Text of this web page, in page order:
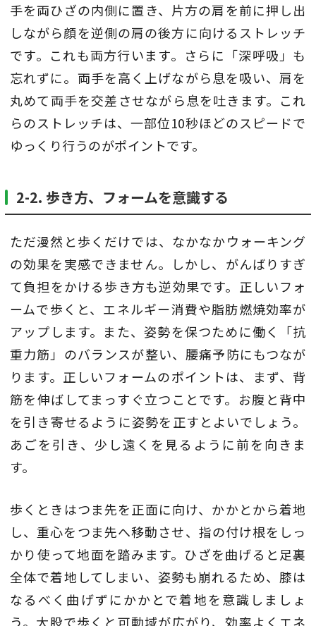
手を両ひざの内側に置き、片方の肩を前に押し出
しながら顔を逆側の肩の後方に向けるストレッチ
です。これも両方行います。さらに「深呼吸」も
忘れずに。両手を高く上げながら息を吸い、肩を
丸めて両手を交差させながら息を吐きます。これ
らのストレッチは、一部位10秒ほどのスピードで
ゆっくり行うのがポイントです。
2-2. 歩き方、フォームを意識する
ただ漫然と歩くだけでは、なかなかウォーキング
の効果を実感できません。しかし、がんばりすぎ
て負担をかける歩き方も逆効果です。正しいフォ
ームで歩くと、エネルギー消費や脂肪燃焼効率が
アップします。また、姿勢を保つために働く「抗
重力筋」のバランスが整い、腰痛予防にもつなが
ります。正しいフォームのポイントは、まず、背
筋を伸ばしてまっすぐ立つことです。お腹と背中
を引き寄せるように姿勢を正すとよいでしょう。
あごを引き、少し遠くを見るように前を向きま
す。
歩くときはつま先を正面に向け、かかとから着地
し、重心をつま先へ移動させ、指の付け根をしっ
かり使って地面を踏みます。ひざを曲げると足裏
全体で着地してしまい、姿勢も崩れるため、膝は
なるべく曲げずにかかとで着地を意識しましょ
う。大股で歩くと可動域が広がり、効率よくエネ